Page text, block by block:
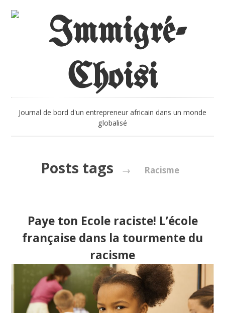
Journal de bord d'un entrepreneur africain dans un monde
globalisé
Posts tags → Racisme
Paye ton Ecole raciste! L’école
française dans la tourmente du
racisme